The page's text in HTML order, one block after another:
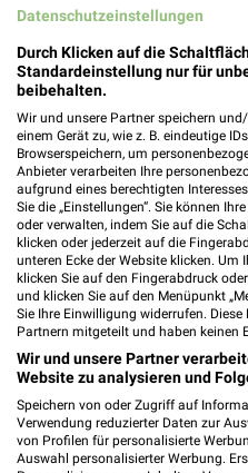
Lidl Prospekt für
den 03.08.
Gültig von 03. Aug. bis 08.
📅 Kalendereintrag erstellen
ANGEBOTE AB FREITAG BLUMEN
Datenschutzeinstellungen
Durch Klicken auf die
Standardeinstellung nur für
beibehalten.
Wir und unsere Partner speichern
einem Gerät zu, wie z. B. eindeutige
Browserspeichern, um
Anbieter verarbeiten Ihre
aufgrund eines berechtigten
Sie die „Einstellungen“. Sie können
oder verwalten, indem Sie auf die
klicken oder jederzeit auf die
unteren Ecke der Website klicken. Um
klicken Sie auf den Fingerabdruck
und klicken Sie auf den Menüpunkt
Sie Ihre Einwilligung widerrufen.
Partnern mitgeteilt und haben keinen
Wir und unsere Partner
Website zu analysieren und
Speichern von oder Zugriff auf
Verwendung reduzierter Daten zur
von Profilen für personalisierte
Auswahl personalisierter Werbung.